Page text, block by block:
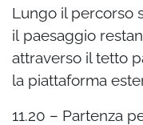
Lungo il percorso
il paesaggio
attraverso il tetto
la piattaforma
11.20 – Partenza